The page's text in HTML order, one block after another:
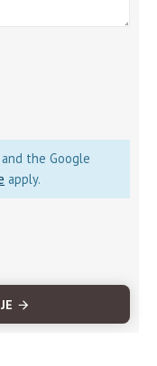
the Google
apply.